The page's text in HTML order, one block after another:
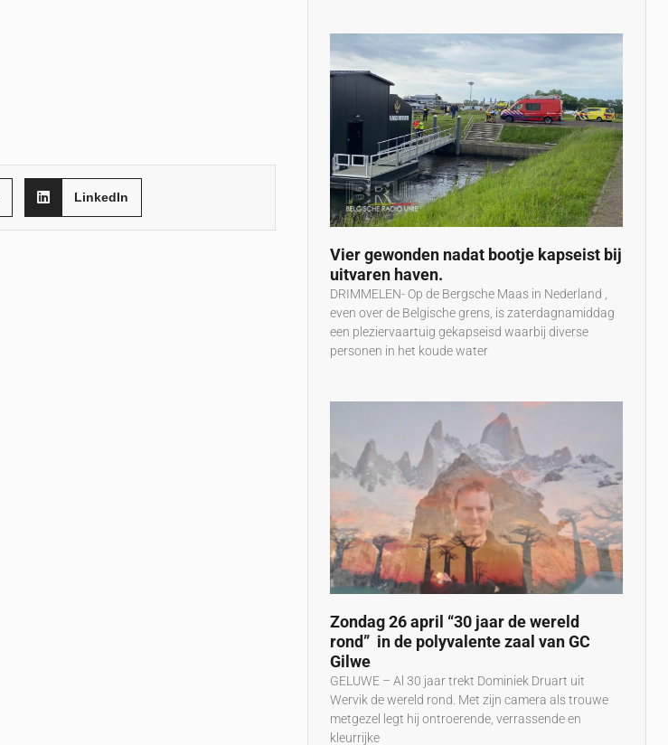
LinkedIn
Vier gewonden nadat bootje kapseist bij
uitvaren haven.
DRIMMELEN- Op de Bergsche Maas in Nederland ,
even over de Belgische grens, is zaterdagnamiddag
een pleziervaartuig gekapseisd waarbij diverse
personen in het koude water
Zondag 26 april “30 jaar de wereld
rond” in de polyvalente zaal van GC
Gilwe
GELUWE – Al 30 jaar trekt Dominiek Druart uit
Wervik de wereld rond. Met zijn camera als trouwe
metgezel legt hij ontroerende, verrassende en
kleurrijke